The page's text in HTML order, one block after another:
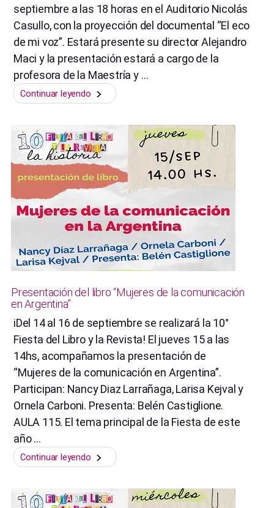
septiembre a las 18 horas en el Auditorio Nicolás
Casullo, con la proyección del documental “El eco
de mi voz”. Estará presente su director Alejandro
Maci y la presentación estará a cargo de la
profesora de la Maestría y …
Continuar leyendo
“::Ciclo
Luisa
Bemberg
100
años”
Presentación del libro “Mujeres de la comunicación
en Argentina”
iDel 14 al 16 de septiembre se realizará la 10°
Fiesta del Libro y la Revista! El jueves 15 a las
14hs, acompañamos la presentación de
“Mujeres de la comunicación en Argentina”.
Participan: Nancy Diaz Larrañaga, Larisa Kejval y
Ornela Carboni. Presenta: Belén Castiglione.
AULA 115. El tema principal de la Fiesta de este
año …
Continuar leyendo
“Presentación
libro
“Mujeres